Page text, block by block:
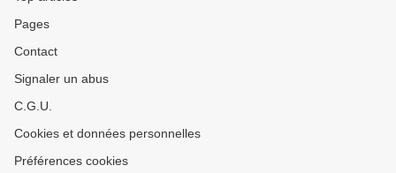
Pages
Contact
Signaler un abus
C.G.U.
Cookies et données personnelles
Préférences cookies